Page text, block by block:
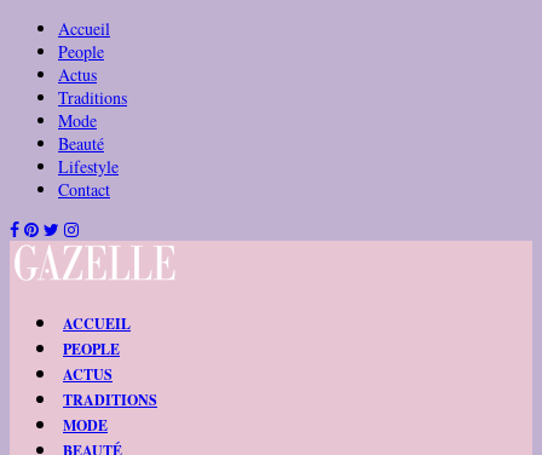
Accueil
People
Actus
Traditions
Mode
Beauté
Lifestyle
Contact
ACCUEIL
PEOPLE
ACTUS
TRADITIONS
MODE
BEAUTÉ